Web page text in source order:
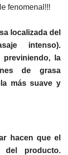
fenomenal!!!
localizada del
intenso).
previniendo, la
de grasa
más suave y
hacen que el
producto.